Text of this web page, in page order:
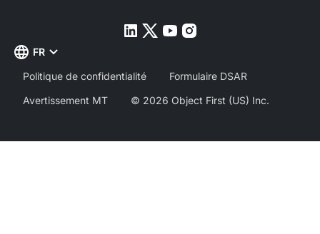
FR
Politique de confidentialité
Formulaire DSAR
Avertissement MT
© 2026 Object First (US) Inc.